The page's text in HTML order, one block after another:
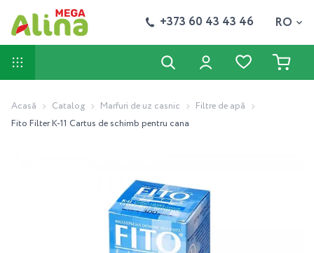
+373 60 43 43 46 RO
Acasă Catalog Marfuri de uz casnic
Filtre de apă
Fito Filter К-11 Cartus de schimb pentru cana